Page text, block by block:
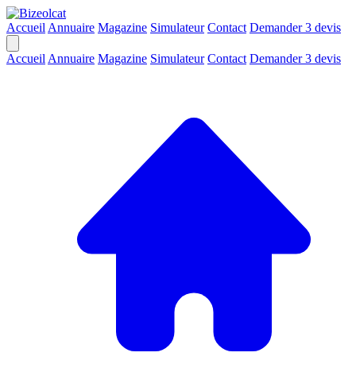
Accueil Annuaire Magazine Simulateur Contact Demander 3 devis
Accueil Annuaire Magazine Simulateur Contact Demander 3 devis